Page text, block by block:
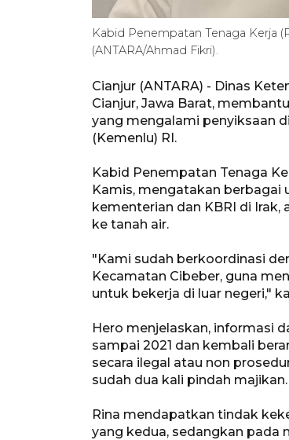
Kabid Penempatan Tenaga Kerja
(ANTARA/Ahmad Fikri).
Cianjur (ANTARA) - Dinas
Cianjur, Jawa Barat,
yang mengalami penyiksaan
(Kemenlu) RI.
Kabid Penempatan Tenaga
Kamis, mengatakan berbagai
kementerian dan KBRI di
ke tanah air.
"Kami sudah berkoordinasi
Kecamatan Cibeber, guna
untuk bekerja di luar negeri,"
Hero menjelaskan, informasi
sampai 2021 dan kembali
secara ilegal atau non
sudah dua kali pindah majikan.
Rina mendapatkan tindak
yang kedua, sedangkan pada